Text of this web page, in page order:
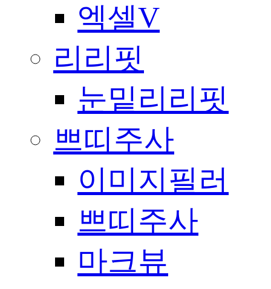
엑셀V
리리핏
눈밑리리핏
쁘띠주사
이미지필러
쁘띠주사
마크뷰